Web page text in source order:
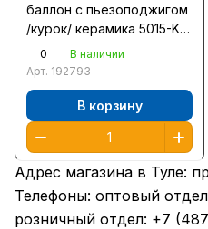
баллон с пьезоподжигом
/курок/ керамика 5015-KL-
060
В наличии
Арт. 192793
В корзину
Адрес магазина в Туле:
Телефоны: оптовый
розничный отдел: +7